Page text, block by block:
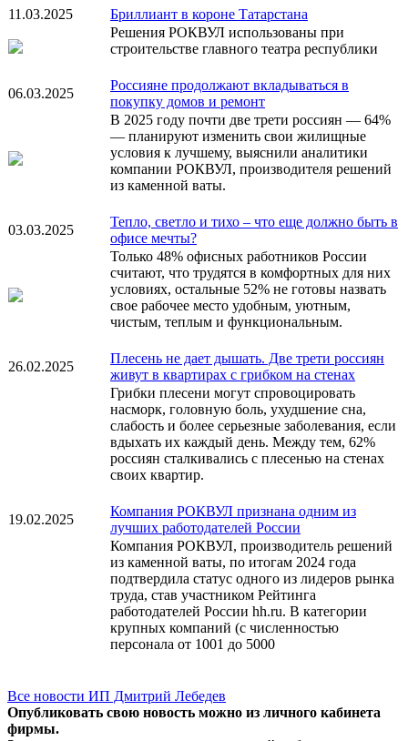
11.03.2025
Бриллиант в короне Татарстана
Решения РОКВУЛ использованы при
строительстве главного театра республики
06.03.2025
Россияне продолжают вкладываться в
покупку домов и ремонт
В 2025 году почти две трети россиян — 64%
— планируют изменить свои жилищные
условия к лучшему, выяснили аналитики
компании РОКВУЛ, производителя решений
из каменной ваты.
03.03.2025
Тепло, светло и тихо – что еще должно быть в
офисе мечты?
Только 48% офисных работников России
считают, что трудятся в комфортных для них
условиях, остальные 52% не готовы назвать
свое рабочее место удобным, уютным,
чистым, теплым и функциональным.
26.02.2025
Плесень не дает дышать. Две трети россиян
живут в квартирах с грибком на стенах
Грибки плесени могут спровоцировать
насморк, головную боль, ухудшение сна,
слабость и более серьезные заболевания, если
вдыхать их каждый день. Между тем, 62%
россиян сталкивались с плесенью на стенах
своих квартир.
19.02.2025
Компания РОКВУЛ признана одним из
лучших работодателей России
Компания РОКВУЛ, производитель решений
из каменной ваты, по итогам 2024 года
подтвердила статус одного из лидеров рынка
труда, став участником Рейтинга
работодателей России hh.ru. В категории
крупных компаний (с численностью
персонала от 1001 до 5000
Все новости ИП Дмитрий Лебедев
Опубликовать свою новость можно из личного кабинета
фирмы.